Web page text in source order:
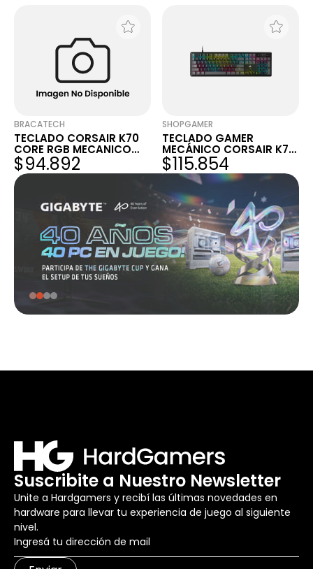
BRACATECH
TECLADO CORSAIR K70
CORE RGB MECANICO
MLX RED CARBON GRAY
(6790)
$94.892
SHOPGAMER
TECLADO GAMER
MECÁNICO CORSAIR K70
CORE RGB USB MLX RED
GRIS EN
$115.854
Suscribite a Nuestro Newsletter
Unite a Hardgamers y recibí las últimas novedades en
hardware para llevar tu experiencia de juego al siguiente
nivel.